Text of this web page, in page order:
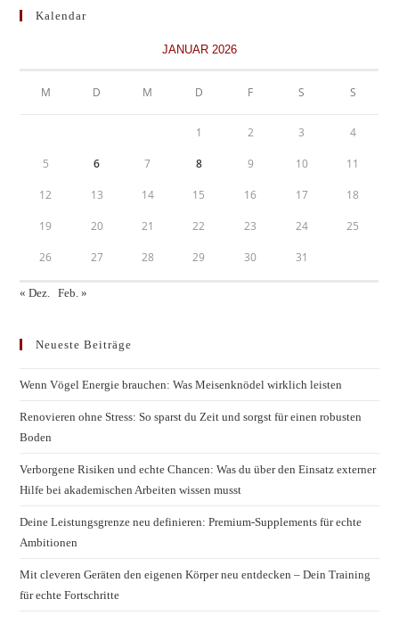
Kalendar
JANUAR 2026
M D M D F S S
1 2 3 4
5 6 7 8 9 10 11
12 13 14 15 16 17 18
19 20 21 22 23 24 25
26 27 28 29 30 31
« Dez. Feb. »
Neueste Beiträge
Wenn Vögel Energie brauchen: Was Meisenknödel wirklich leisten
Renovieren ohne Stress: So sparst du Zeit und sorgst für einen robusten
Boden
Verborgene Risiken und echte Chancen: Was du über den Einsatz externer
Hilfe bei akademischen Arbeiten wissen musst
Deine Leistungsgrenze neu definieren: Premium-Supplements für echte
Ambitionen
Mit cleveren Geräten den eigenen Körper neu entdecken – Dein Training
für echte Fortschritte